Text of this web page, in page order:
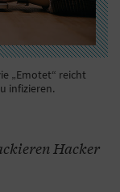
„Emotet“ reicht
infizieren.
Hacker